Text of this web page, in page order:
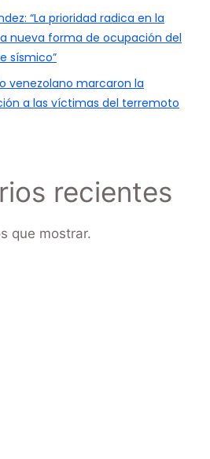
“La prioridad radica en la
nueva forma de ocupación del
sísmico”
venezolano marcaron la
a las víctimas del terremoto
recientes
que mostrar.